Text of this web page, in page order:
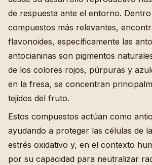
de respuesta ante el entorno.
compuestos más relevantes,
flavonoides, específicamente las
antocianinas son pigmentos
de los colores rojos, púrpuras y
en la fresa, se concentran
tejidos del fruto.
Estos compuestos actúan como
ayudando a proteger las células de
estrés oxidativo y, en el contexto
por su capacidad para neutralizar